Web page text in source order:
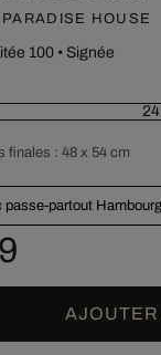
HOUSE
100• Signée
finales : 48 x 54 cm
passe-partout Hambourg
AJOUTER